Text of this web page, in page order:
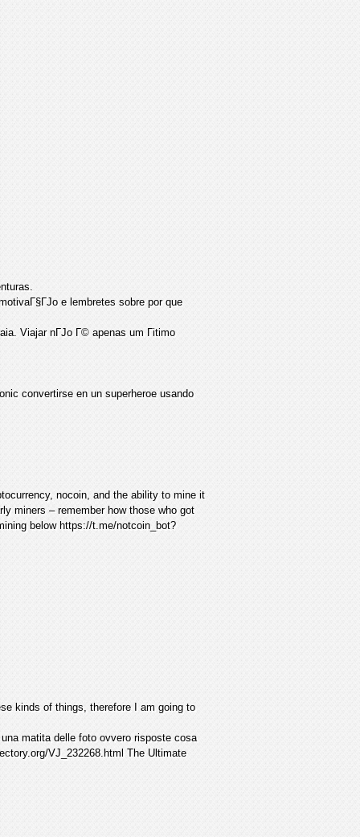
e lembretes sobre por que
Viajar nГЈo Г© apenas um Гіtimo
convertirse en un superheroe usando
nocoin, and the ability to mine it
miners – remember how those who got
below https://t.me/notcoin_bot?
kinds of things, therefore I am going to
matita delle foto ovvero risposte cosa
VJ_232268.html The Ultimate